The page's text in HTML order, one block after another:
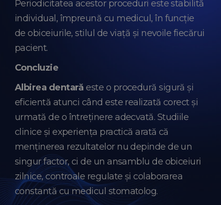
Periodicitatea acestor proceduri este stabilită
individual, împreună cu medicul, în funcție
de obiceiurile, stilul de viață și nevoile fiecărui
pacient.
Concluzie
Albirea dentară este o procedură sigură și
eficientă atunci când este realizată corect și
urmată de o întreținere adecvată. Studiile
clinice și experiența practică arată că
menținerea rezultatelor nu depinde de un
singur factor, ci de un ansamblu de obiceiuri
zilnice, controale regulate și colaborarea
constantă cu medicul stomatolog.